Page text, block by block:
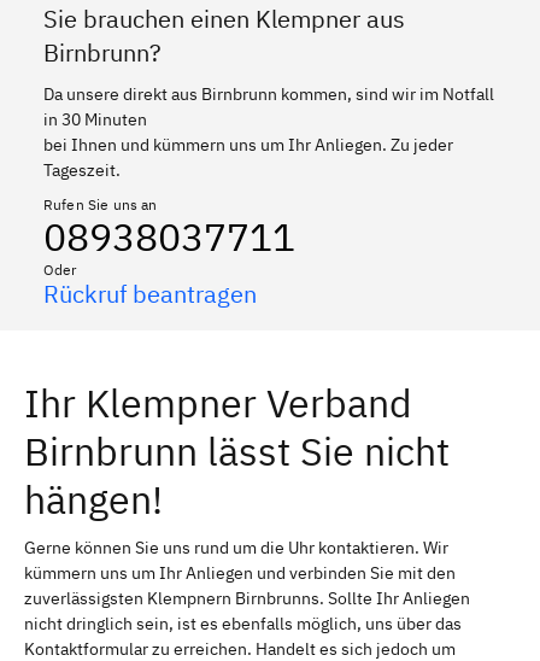
Sie brauchen einen Klempner aus
Birnbrunn?
Da unsere direkt aus Birnbrunn kommen, sind wir im Notfall
in 30 Minuten
bei Ihnen und kümmern uns um Ihr Anliegen. Zu jeder
Tageszeit.
Rufen Sie uns an
08938037711
Oder
Rückruf beantragen
Ihr Klempner Verband
Birnbrunn lässt Sie nicht
hängen!
Gerne können Sie uns rund um die Uhr kontaktieren. Wir
kümmern uns um Ihr Anliegen und verbinden Sie mit den
zuverlässigsten Klempnern Birnbrunns. Sollte Ihr Anliegen
nicht dringlich sein, ist es ebenfalls möglich, uns über das
Kontaktformular zu erreichen. Handelt es sich jedoch um